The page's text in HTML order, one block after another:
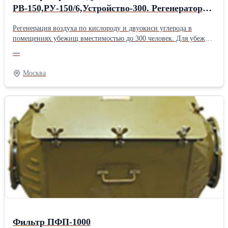
РВ-150,РУ-150/6,Устройство-300. Регенераторы
Регенерация воздуха по кислороду и двуокиси углерода в
помещениях убежищ вместимостью до 300 человек. Для убежищ
устройств. Устройство входит в состав системы
воздухоснабжения убежищ и должно эксплуатироваться при
температуре газовоздушного потока плюс 10-31°С и
относительной влажности 60-90%.
—
Москва
Фильтр ПФП-1000